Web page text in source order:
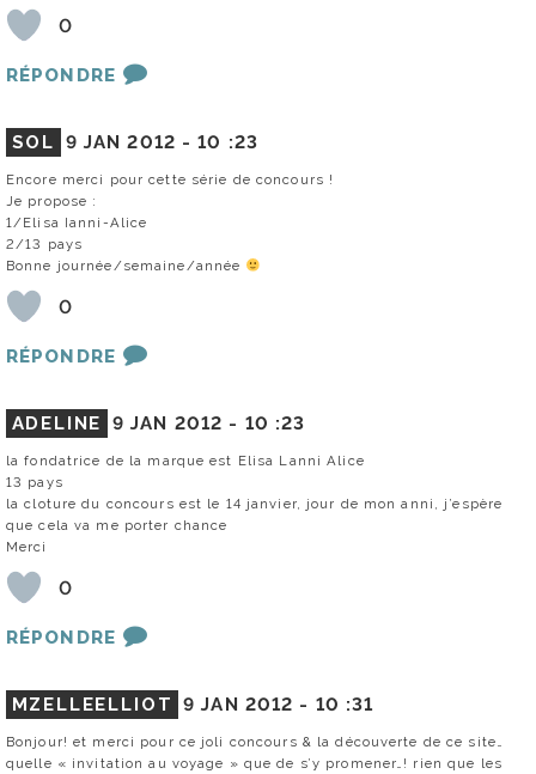
0
RÉPONDRE
SOL 9 JAN 2012 -10 :23
Encore merci pour cette série de concours !
Je propose :
1/Elisa Ianni-Alice
2/13 pays
Bonne journée/semaine/année
0
RÉPONDRE
ADELINE 9 JAN 2012 - 10 :23
la fondatrice de la marque est Elisa Lanni Alice
13 pays
la cloture du concours est le 14 janvier, jour de mon anni, j’espère
que cela va me porter chance
Merci
0
RÉPONDRE
MZELLEELLIOT 9 JAN 2012 - 10 :31
Bonjour! et merci pour ce joli concours & la découverte de ce site…
quelle « invitation au voyage » que de s’y promener…! rien que les